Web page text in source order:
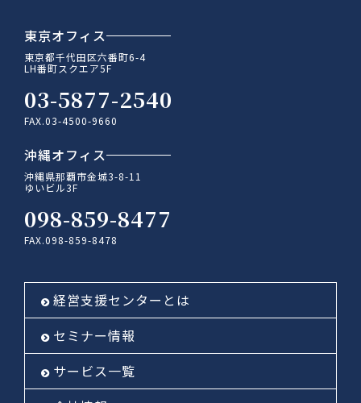
東京オフィス
東京都千代田区六番町6-4
LH番町スクエア5F
03-5877-2540
FAX.03-4500-9660
沖縄オフィス
沖縄県那覇市金城3-8-11
ゆいビル3F
098-859-8477
FAX.098-859-8478
経営支援センターとは
セミナー情報
サービス一覧